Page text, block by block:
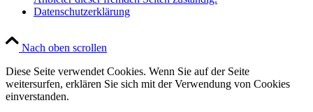
Datenschutzerklärung
Nach oben scrollen
Diese Seite verwendet Cookies. Wenn Sie auf der Seite
weitersurfen, erklären Sie sich mit der Verwendung von Cookies
einverstanden.